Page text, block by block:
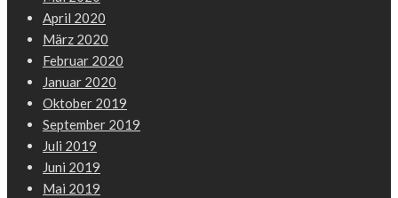
April 2020
März 2020
Februar 2020
Januar 2020
Oktober 2019
September 2019
Juli 2019
Juni 2019
Mai 2019